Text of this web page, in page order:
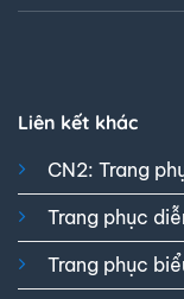
Liên kết khác
CN2: Trang
Trang phục
Trang phục